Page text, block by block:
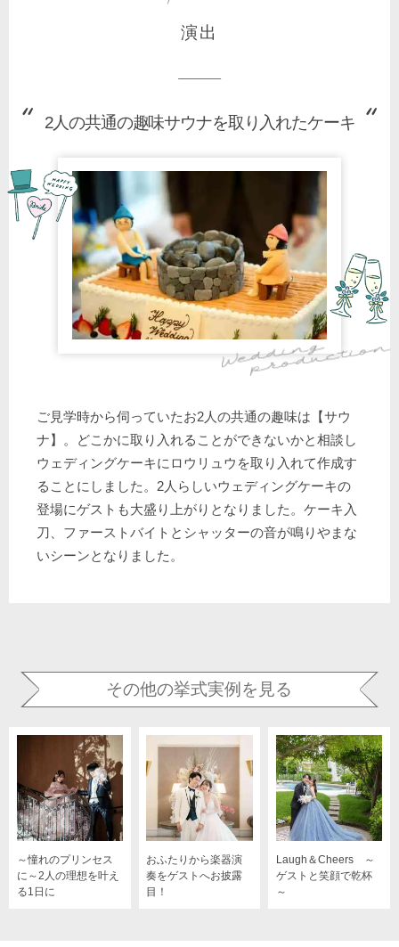
演出
2人の共通の趣味サウナを取り入れたケーキ
ご見学時から伺っていたお2人の共通の趣味は【サウ
ナ】。どこかに取り入れることができないかと相談し
ウェディングケーキにロウリュウを取り入れて作成す
ることにしました。2人らしいウェディングケーキの
登場にゲストも大盛り上がりとなりました。ケーキ入
刀、ファーストバイトとシャッターの音が鳴りやまな
いシーンとなりました。
その他の挙式実例を見る
～憧れのプリンセス
に～2人の理想を叶え
る1日に
おふたりから楽器演
奏をゲストへお披露
目！
Laugh＆Cheers ～
ゲストと笑顔で乾杯
～